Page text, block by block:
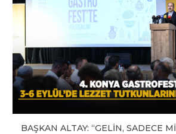
BAŞKAN ALTAY: “GELİN, SADECE